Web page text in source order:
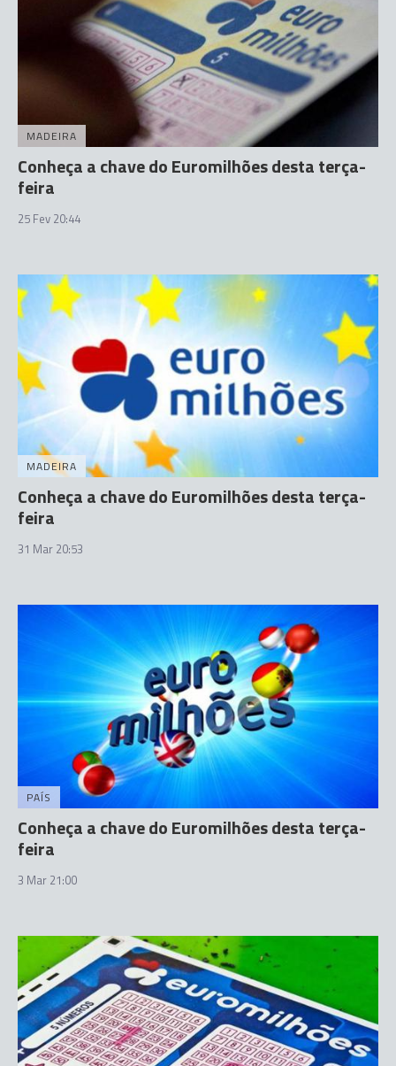
MADEIRA
Conheça a chave do Euromilhões desta terça-
feira
25 Fev 20:44
MADEIRA
Conheça a chave do Euromilhões desta terça-
feira
31 Mar 20:53
PAÍS
Conheça a chave do Euromilhões desta terça-
feira
3 Mar 21:00